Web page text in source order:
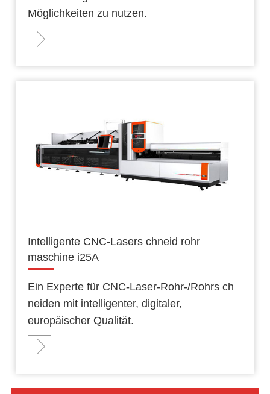
Möglichkeiten zu nutzen.
Intelligente CNC-Lasers chneid rohr
maschine i25A
Ein Experte für CNC-Laser-Rohr-/Rohrs ch
neiden mit intelligenter, digitaler,
europäischer Qualität.